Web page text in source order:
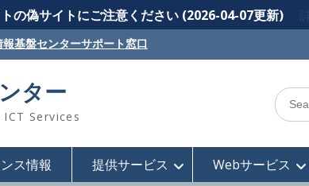
の偽サイトにご注意ください (2026-04-07更新)
報基盤センターサポート窓口
ター
Services
Search
for:
ス情報 提供サービス Webサービス